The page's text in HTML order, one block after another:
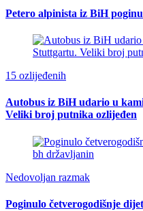
Petero alpinista iz BiH
15 ozlijeđenih
Autobus iz BiH udario u
Veliki broj putnika ozlijeđen
Nedovoljan razmak
Poginulo četverogodišnje